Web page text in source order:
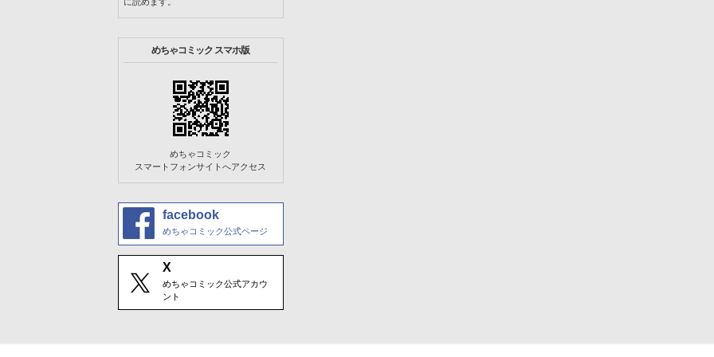
めちゃコミック スマホ版
めちゃコミック
スマートフォンサイトへアクセス
facebook
めちゃコミック公式ページ
X
めちゃコミック公式アカウ
ント